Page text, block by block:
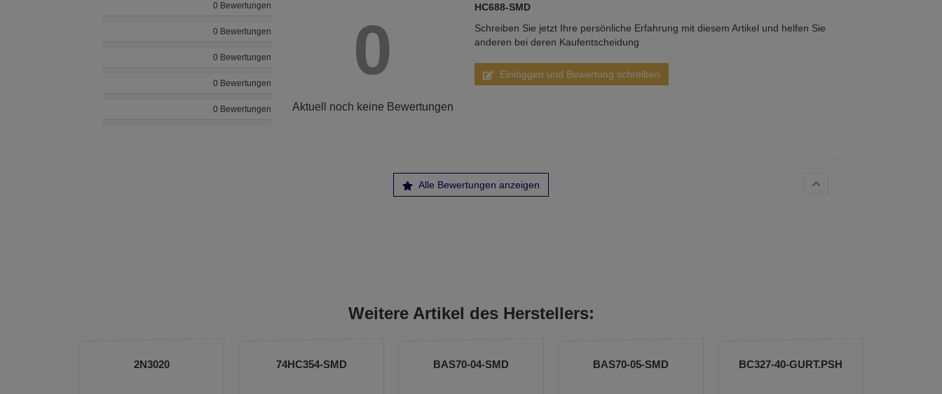
0 Bewertungen
0 Bewertungen
0 Bewertungen
0 Bewertungen
0 Bewertungen
0
Aktuell noch keine Bewertungen
HC688-SMD
Schreiben Sie jetzt Ihre persönliche Erfahrung mit diesem Artikel und helfen Sie
anderen bei deren Kaufentscheidung
Einloggen und Bewertung schreiben
Alle Bewertungen anzeigen
Weitere Artikel des Herstellers:
2N3020 74HC354-SMD BAS70-04-SMD BAS70-05-SMD BC327-40-GURT.PSH